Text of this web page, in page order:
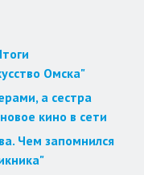
Омска"
а сестра
кино в сети
Чем запомнился